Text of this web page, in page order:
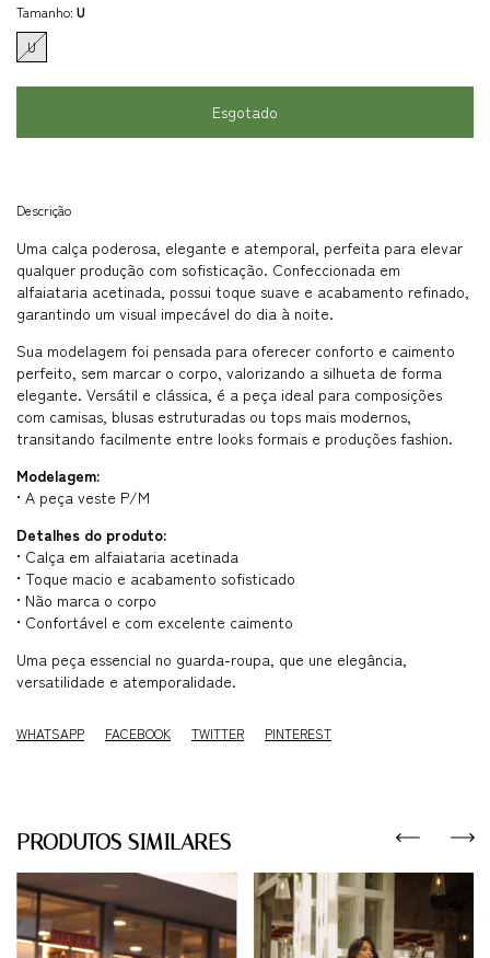
Tamanho: U
U
Descrição
Uma calça poderosa, elegante e atemporal, perfeita para elevar
qualquer produção com sofisticação. Confeccionada em
alfaiataria acetinada, possui toque suave e acabamento refinado,
garantindo um visual impecável do dia à noite.
Sua modelagem foi pensada para oferecer conforto e caimento
perfeito, sem marcar o corpo, valorizando a silhueta de forma
elegante. Versátil e clássica, é a peça ideal para composições
com camisas, blusas estruturadas ou tops mais modernos,
transitando facilmente entre looks formais e produções fashion.
Modelagem:
• A peça veste P/M
Detalhes do produto:
• Calça em alfaiataria acetinada
• Toque macio e acabamento sofisticado
• Não marca o corpo
• Confortável e com excelente caimento
Uma peça essencial no guarda-roupa, que une elegância,
versatilidade e atemporalidade.
WHATSAPP FACEBOOK TWITTER PINTEREST
PRODUTOS SIMILARES